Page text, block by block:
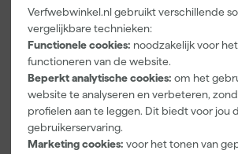
Verfwebwinkel.nl gebruikt verschillende
vergelijkbare technieken:
Functionele cookies: noodzakelijk voor
functioneren van de website.
Beperkt analytische cookies: om het
website te analyseren en verbeteren,
profielen aan te leggen. Dit biedt voor jou
gebruikerservaring.
Marketing cookies: voor het tonen van
Brennenstuhl
Professional
9161150161
Powerblock
met
PB 1100
H07RN-F
3G1.5 - IP54
Morgen
bezorgd
Brennenstuhl
Professional
VN 2100
Verlengsnoer
H07RN-F
3G1,5 - IP44 -
25m - Zwart
Morgen
bezorgd